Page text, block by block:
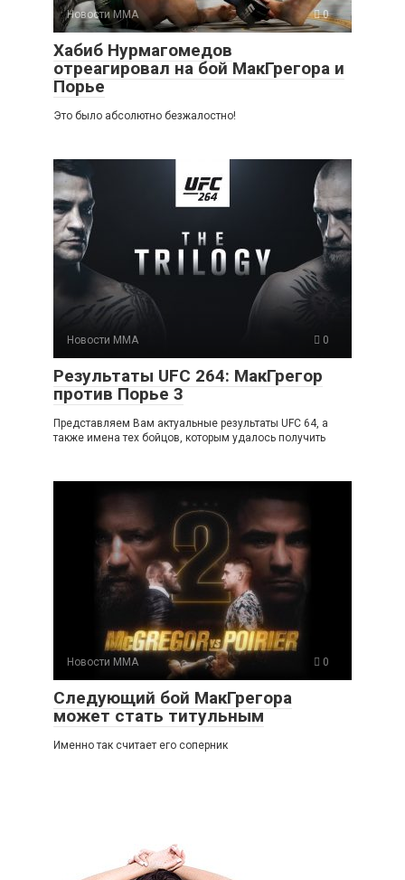
Новости ММА 0
Хабиб Нурмагомедов
отреагировал на бой МакГрегора и
Порье
Это было абсолютно безжалостно!
Новости ММА 0
Результаты UFC 264: МакГрегор
против Порье 3
Представляем Вам актуальные результаты UFC 64, а
также имена тех бойцов, которым удалось получить
Новости ММА 0
Следующий бой МакГрегора
может стать титульным
Именно так считает его соперник